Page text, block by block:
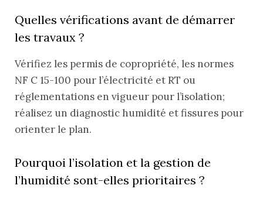
Quelles vérifications avant de démarrer
les travaux ?
Vérifiez les permis de copropriété, les normes
NF C 15-100 pour l’électricité et RT ou
réglementations en vigueur pour l’isolation;
réalisez un diagnostic humidité et fissures pour
orienter le plan.
Pourquoi l’isolation et la gestion de
l’humidité sont-elles prioritaires ?